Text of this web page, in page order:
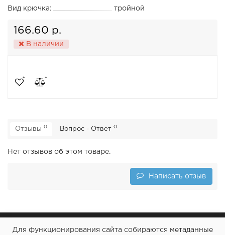
Вид крючка:
тройной
166.60 р.
В наличии
Отзывы 0 Вопрос - Ответ 0
Нет отзывов об этом товаре.
Написать отзыв
Для функционирования сайта собираются метаданные